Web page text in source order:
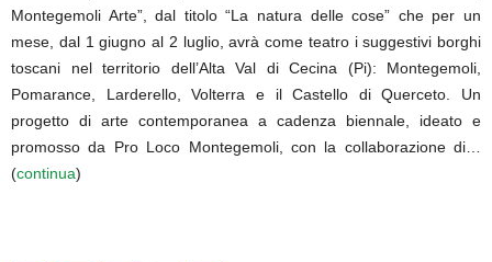
Montegemoli Arte”, dal titolo “La natura delle cose” che per un
mese, dal 1 giugno al 2 luglio, avrà come teatro i suggestivi borghi
toscani nel territorio dell’Alta Val di Cecina (Pi): Montegemoli,
Pomarance, Larderello, Volterra e il Castello di Querceto. Un
progetto di arte contemporanea a cadenza biennale, ideato e
promosso da Pro Loco Montegemoli, con la collaborazione di…
(continua)